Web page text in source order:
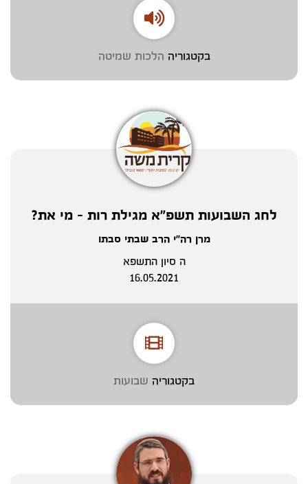
בקטגוריה הלכות שמיטה
לחג השבועות תשפ"א מגילת רות - מי את?
מרן רה"י הרב שבתי סבתו
ה סיון התשפא
16.05.2021
בקטגוריה שבועות